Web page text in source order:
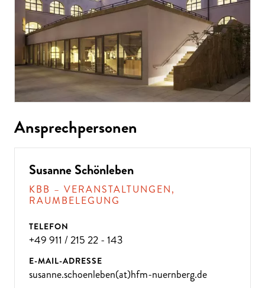
Ansprechpersonen
Susanne Schönleben
KBB – VERANSTALTUNGEN,
RAUMBELEGUNG
TELEFON
+49 911 / 215 22 - 143
E-MAIL-ADRESSE
susanne.schoenleben(at)hfm-nuernberg.de